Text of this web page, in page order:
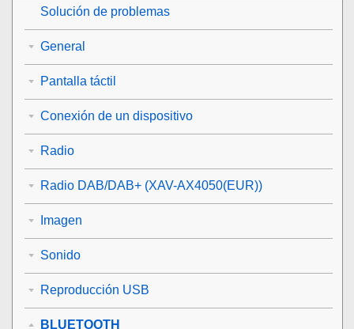
Solución de problemas
General
Pantalla táctil
Conexión de un dispositivo
Radio
Radio DAB/DAB+ (XAV-AX4050(EUR))
Imagen
Sonido
Reproducción USB
BLUETOOTH